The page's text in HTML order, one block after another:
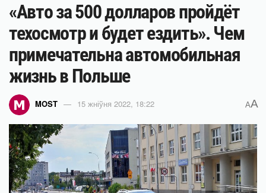
«Авто за 500 долларов пройдёт
техосмотр и будет ездить». Чем
примечательна автомобильная
жизнь в Польше
MOST 15 жніўня 2022, 18:22 AA